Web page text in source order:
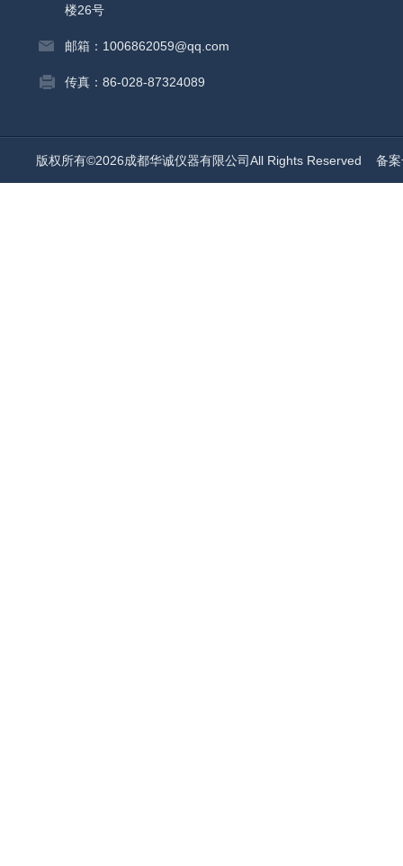
楼26号
邮箱：1006862059@qq.com
传真：86-028-87324089
版权所有©2026成都华诚仪器有限公司All Rights Reserved 备